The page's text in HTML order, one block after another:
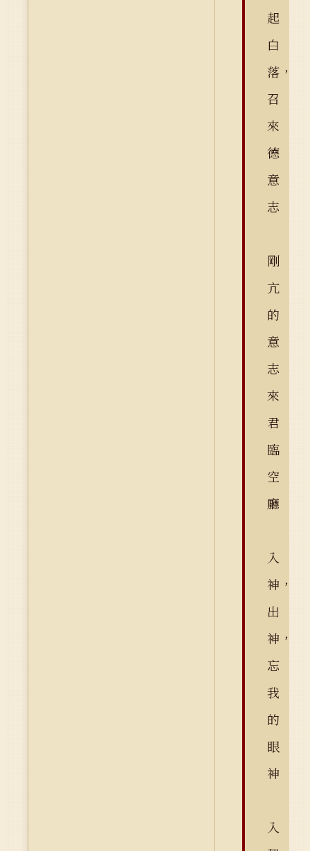
起
白
落，
召
來
德
意
志
剛
亢
的
意
志
來
君
臨
空
廳
入
神，
出
神，
忘
我
的
眼
神
入